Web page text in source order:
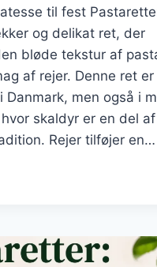
til fest
og delikat ret, der
bløde tekstur af
af rejer. Denne ret er
men også i
skaldyr er en del
Rejer tilføjer en…